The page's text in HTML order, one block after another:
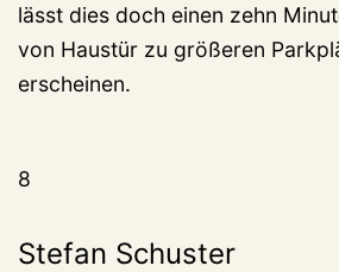
lässt dies doch einen zehn
von Haustür zu größeren
erscheinen.
8
Stefan Schuster